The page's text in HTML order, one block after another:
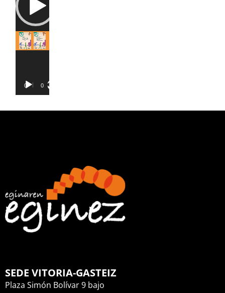
de
vídeo
00:00 01:32
SEDE VITORIA-GASTEIZ
Plaza Simón Bolívar 9 bajo